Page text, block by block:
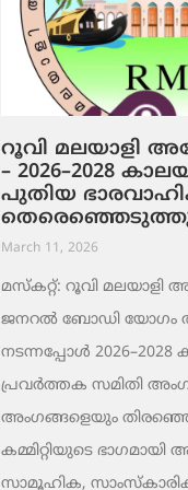
റൂവി മലയാളി
– 2026–2028
പുതിയ
March 11, 2026
മസ്കറ്റ്: റൂവി
ജനറൽ ബോഡി യോഗം
നടന്നപ്പോൾ
പ്രവർത്തക സമിതി
അംഗങ്ങളെയും
കമ്മിറ്റിയുടെ
സാമൂഹിക,